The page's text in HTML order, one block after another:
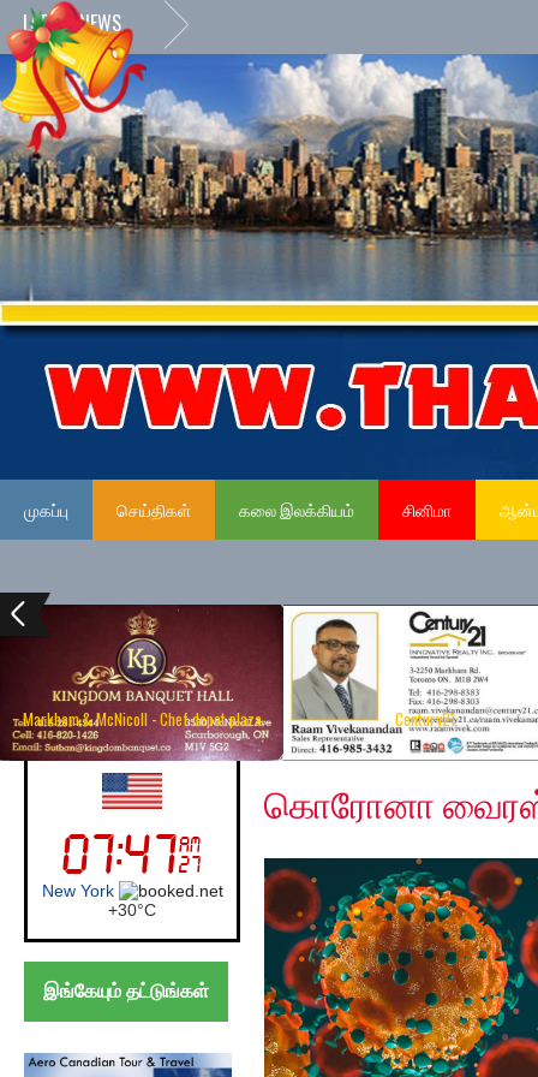
LATEST NEWS
முகப்பு செய்திகள் கலை இலக்கியம் சினிமா
Markham & McNicoll - Chef depot plaza Century21
UK (London)
London
+22°C
இங்கேயும் தட்டுங்கள்
Sunday, June 14, 2020
கொரோனா வைரஸ்